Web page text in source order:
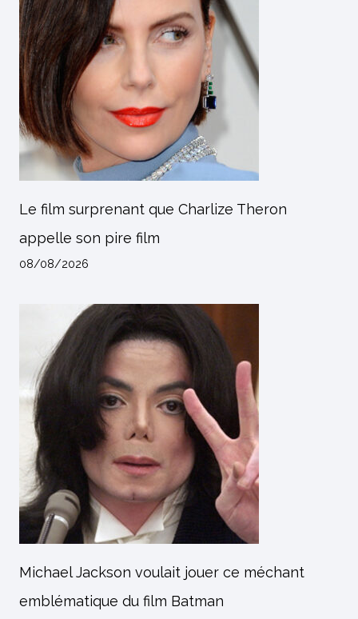
Le film surprenant que Charlize Theron
appelle son pire film
08/08/2026
Michael Jackson voulait jouer ce méchant
emblématique du film Batman